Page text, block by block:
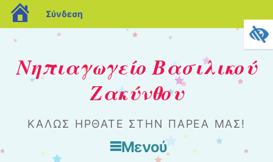
blogs.sch.gr
Σύνδεση
Νηπιαγωγείο Βασιλικού
Ζακύνθου
ΚΑΛΏΣ ΉΡΘΑΤΕ ΣΤΗΝ ΠΑΡΈΑ ΜΑΣ!
Μενού